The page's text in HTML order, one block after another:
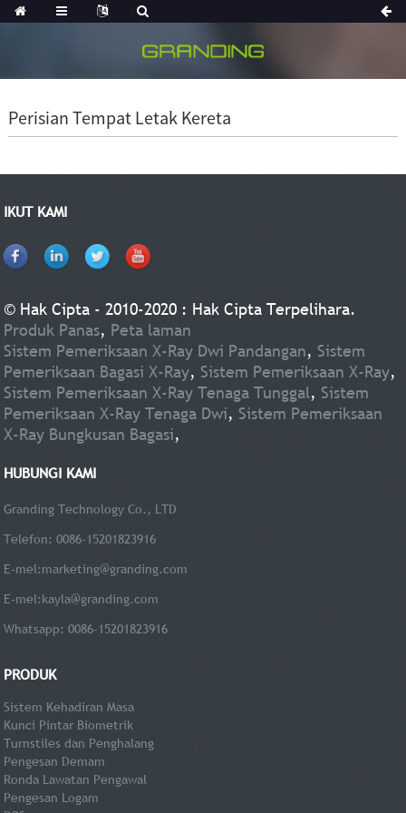
Perisian Tempat Letak Kereta
IKUT KAMI
© Hak Cipta - 2010-2020 : Hak Cipta Terpelihara.
Produk Panas, Peta laman
Sistem Pemeriksaan X-Ray Dwi Pandangan, Sistem
Pemeriksaan Bagasi X-Ray, Sistem Pemeriksaan X-Ray,
Sistem Pemeriksaan X-Ray Tenaga Tunggal, Sistem
Pemeriksaan X-Ray Tenaga Dwi, Sistem Pemeriksaan
X-Ray Bungkusan Bagasi,
HUBUNGI KAMI
Granding Technology Co., LTD
Telefon: 0086-15201823916
E-mel:marketing@granding.com
E-mel:kayla@granding.com
Whatsapp: 0086-15201823916
PRODUK
Sistem Kehadiran Masa
Kunci Pintar Biometrik
Turnstiles dan Penghalang
Pengesan Demam
Ronda Lawatan Pengawal
Pengesan Logam